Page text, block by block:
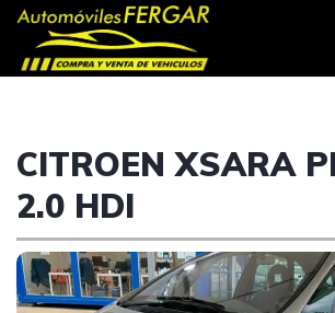
CITROEN XSARA
2.0 HDI